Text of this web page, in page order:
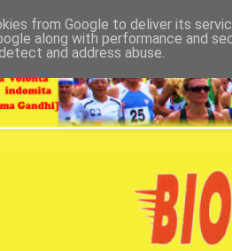
from Google to deliver its
along with performance and
and address abuse.